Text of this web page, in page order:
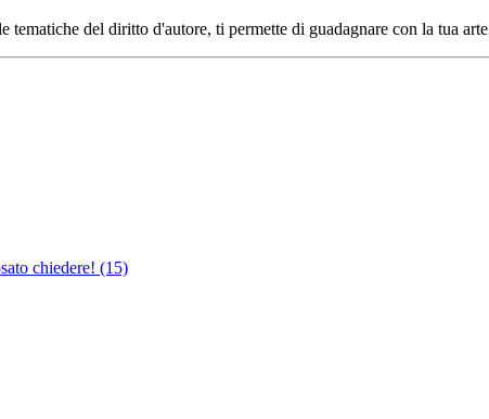
del diritto d'autore, ti permette di guadagnare con la tua
chiedere! (15)